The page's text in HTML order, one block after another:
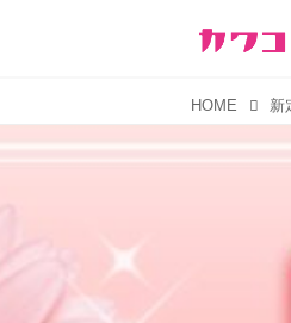
HOME